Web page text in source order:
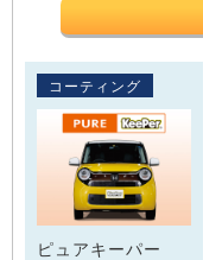
コーティング
ピュアキーパー